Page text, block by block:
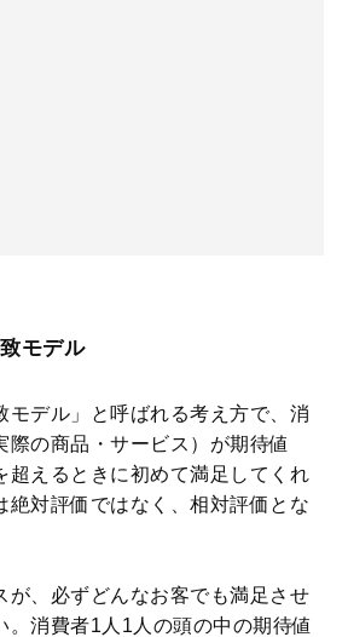
モデル
モデル」と呼ばれる考え方で、消
際の商品・サービス）が期待値
超えるときに初めて満足してくれ
絶対評価ではなく、相対評価とな
が、必ずどんなお客でも満足させ
。消費者1人1人の頭の中の期待値